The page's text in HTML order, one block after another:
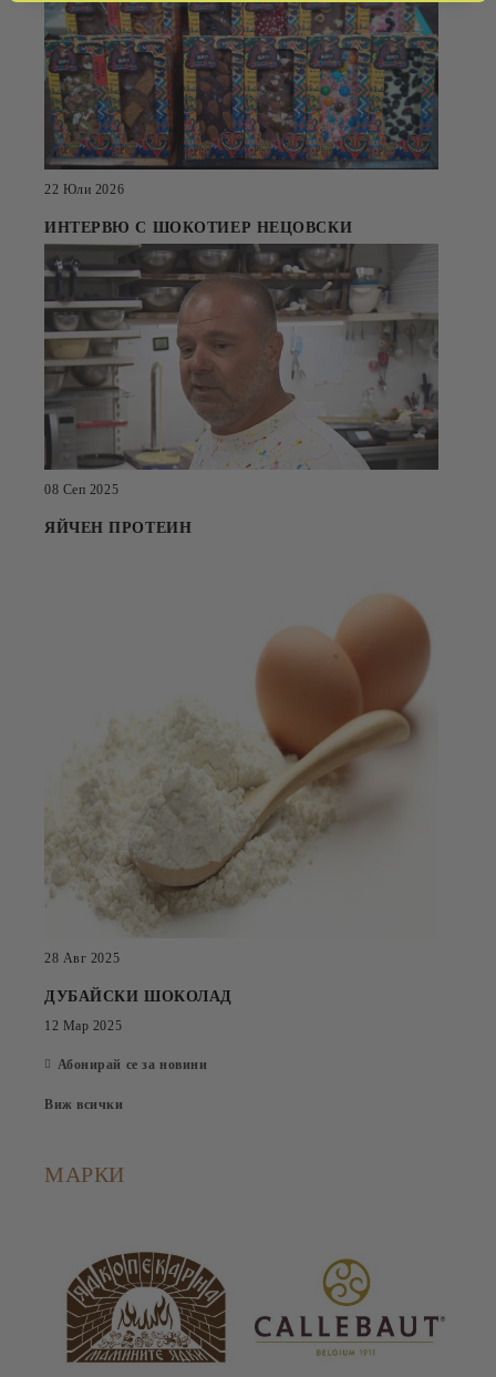
22 Юли 2026
ИНТЕРВЮ С ШОКОТИЕР НЕЦОВСКИ
08 Сеп 2025
ЯЙЧЕН ПРОТЕИН
28 Авг 2025
ДУБАЙСКИ ШОКОЛАД
12 Мар 2025
Абонирай се за новини
Виж всички
МАРКИ